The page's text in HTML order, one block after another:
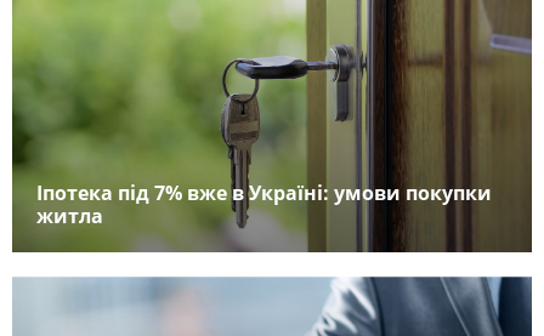
Іпотека під 7% вже в Україні: умови покупки
житла